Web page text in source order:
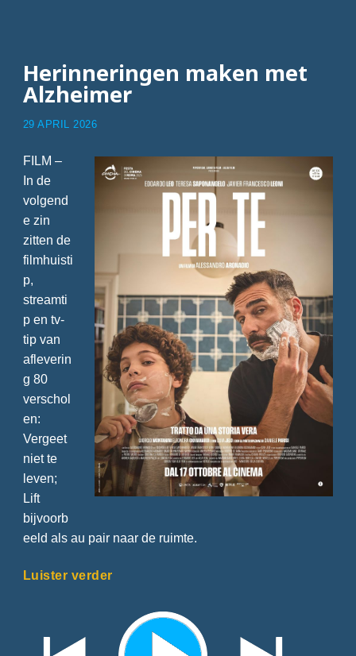
Herinneringen maken met
Alzheimer
29 APRIL 2026
FILM –
In de
volgend
e zin
zitten de
filmhuisti
p,
streamti
p en tv-
tip van
afleverin
g 80
verschol
en:
Vergeet
niet te
leven;
Lift
bijvoorb
eeld als au pair naar de ruimte.
Luister verder